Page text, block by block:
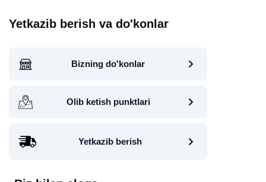
Yetkazib berish va do'konlar
Bizning do'konlar
Olib ketish punktlari
Yetkazib berish